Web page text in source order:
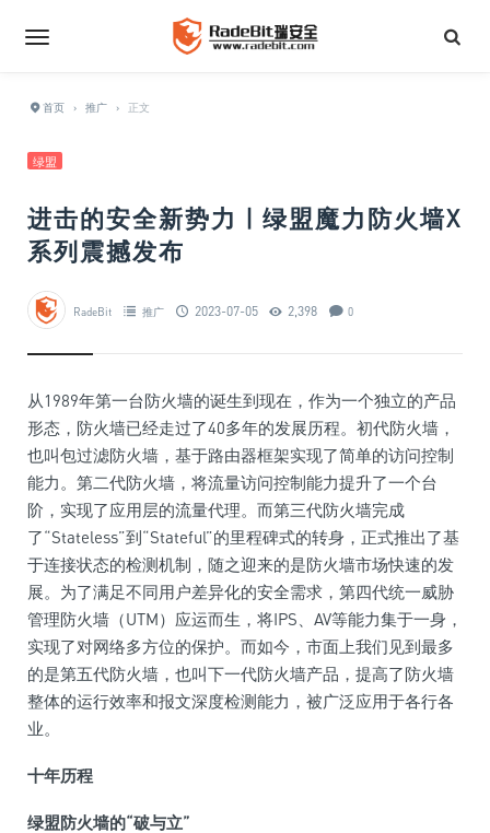
首页 › 推广 › 正文
绿盟
进击的安全新势力 | 绿盟魔力防火墙X
系列震撼发布
RadeBit 推广 2023-07-05 2,398 0
从1989年第一台防火墙的诞生到现在，作为一个独立的产品
形态，防火墙已经走过了40多年的发展历程。初代防火墙，
也叫包过滤防火墙，基于路由器框架实现了简单的访问控制
能力。第二代防火墙，将流量访问控制能力提升了一个台
阶，实现了应用层的流量代理。而第三代防火墙完成
了“Stateless”到“Stateful”的里程碑式的转身，正式推出了基
于连接状态的检测机制，随之迎来的是防火墙市场快速的发
展。为了满足不同用户差异化的安全需求，第四代统一威胁
管理防火墙（UTM）应运而生，将IPS、 AV等能力集于一身，
实现了对网络多方位的保护。而如今，市面上我们见到最多
的是第五代防火墙，也叫下一代防火墙产品，提高了防火墙
整体的运行效率和报文深度检测能力，被广泛应用于各行各
业。
十年历程
绿盟防火墙的“破与立”